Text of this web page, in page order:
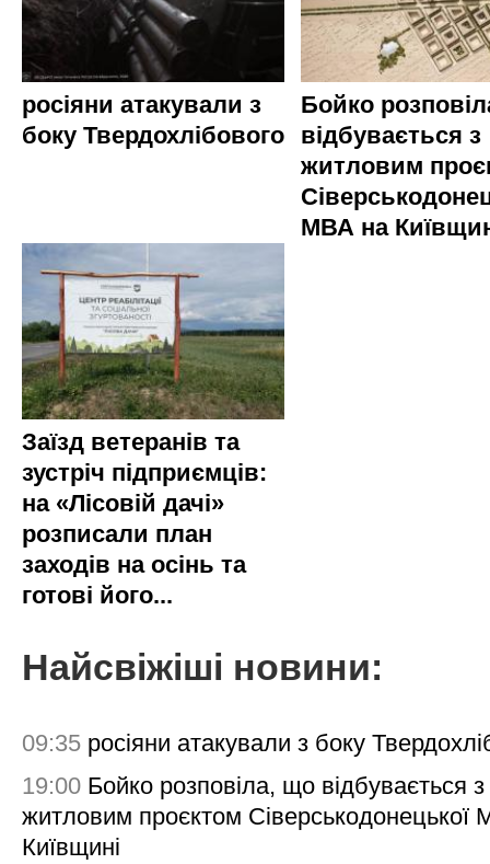
росіяни атакували з
боку Твердохлібового
Бойко
відбувається з
житловим
МВА на
Заїзд ветеранів та
зустріч підприємців:
на «Лісовій дачі»
розписали план
заходів на осінь та
готові його...
Найсвіжіші новини:
09:35 росіяни атакували з боку
19:00 Бойко розповіла, що відбувається з
житловим проєктом Сіверськодонецької
Київщині